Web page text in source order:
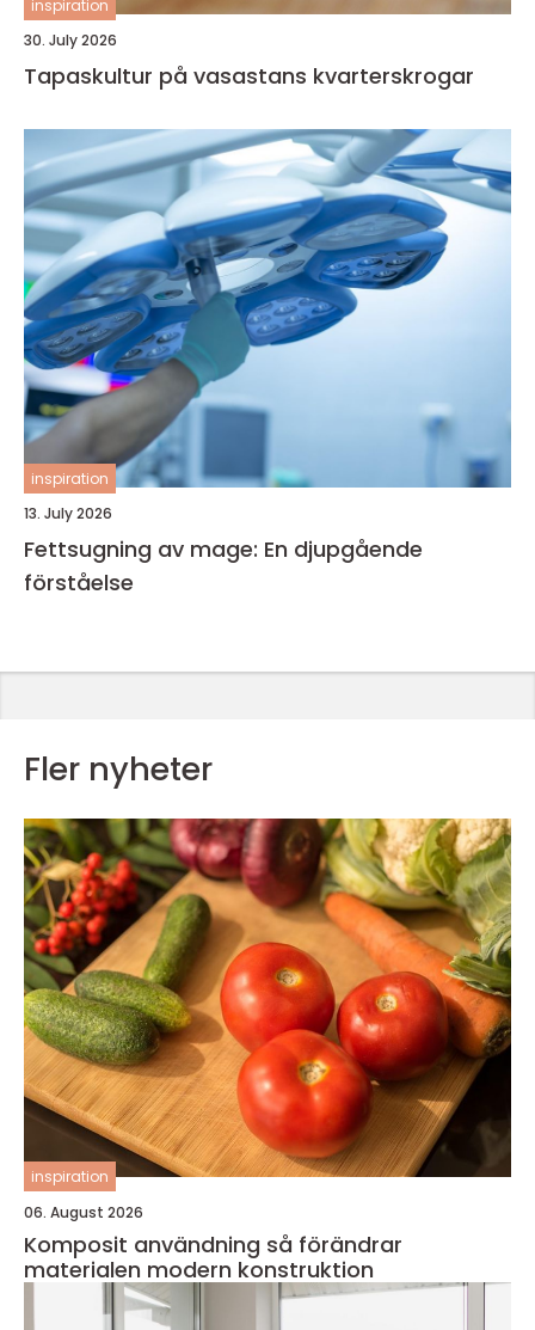
inspiration
30. July 2026
Tapaskultur på vasastans kvarterskrogar
inspiration
13. July 2026
Fettsugning av mage: En djupgående
förståelse
Fler nyheter
inspiration
06. August 2026
Komposit användning så förändrar
materialen modern konstruktion